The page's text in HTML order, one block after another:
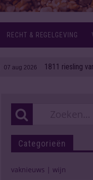
RECHT & REGELGEVING
1811 riesling van ruim
Categorieën
vaknieuws | wijn